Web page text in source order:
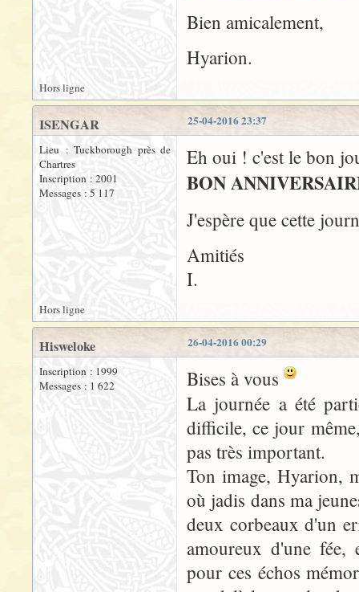
Bien amicalement,
Hyarion.
Hors ligne
25-04-2016 23:37
ISENGAR
Lieu : Tuckborough près de
Chartres
Inscription : 2001
Messages : 5 117
Eh oui ! c'est le bon
BON
J'espère que cette
Amitiés
I.
Hors ligne
26-04-2016 00:29
Hisweloke
Inscription : 1999
Messages : 1 622
Bises à vous
La journée a été
difficile, ce jour
pas très important.
Ton image, Hyarion,
où jadis dans ma
deux corbeaux d'un
amoureux d'une
pour ces échos